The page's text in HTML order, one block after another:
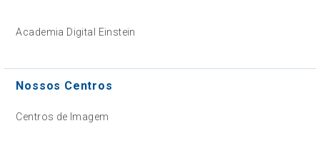
Academia Digital Einstein
Nossos Centros
Centros de Imagem